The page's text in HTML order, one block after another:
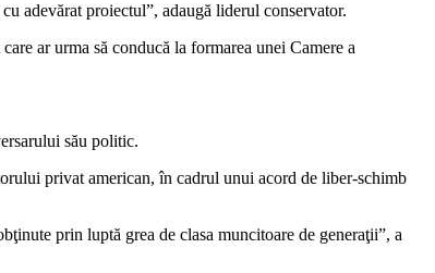
adevărat proiectul”, adaugă liderul conservator.
ar urma să conducă la formarea unei Camere a
său politic.
privat american, în cadrul unui acord de liber-schimb
prin luptă grea de clasa muncitoare de generaţii”, a